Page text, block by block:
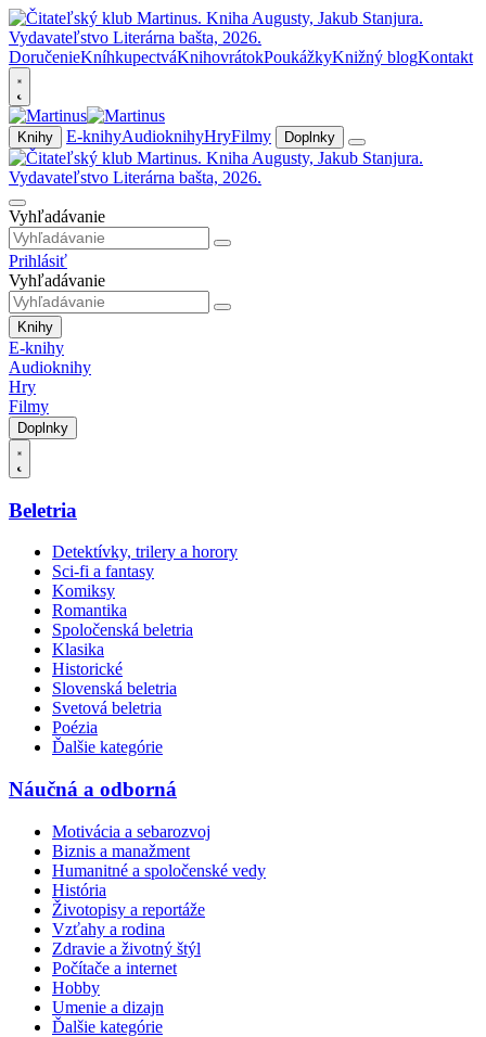
DoručenieKníhkupectváKnihovrátokPoukážkyKnižný blogKontakt
Knihy E-knihyAudioknihyHryFilmy Doplnky
Vyhľadávanie
Prihlásiť
Vyhľadávanie
Knihy
E-knihy
Audioknihy
Hry
Filmy
Doplnky
Beletria
Detektívky, trilery a horory
Sci-fi a fantasy
Komiksy
Romantika
Spoločenská beletria
Klasika
Historické
Slovenská beletria
Svetová beletria
Poézia
Ďalšie kategórie
Náučná a odborná
Motivácia a sebarozvoj
Biznis a manažment
Humanitné a spoločenské vedy
História
Životopisy a reportáže
Vzťahy a rodina
Zdravie a životný štýl
Počítače a internet
Hobby
Umenie a dizajn
Ďalšie kategórie